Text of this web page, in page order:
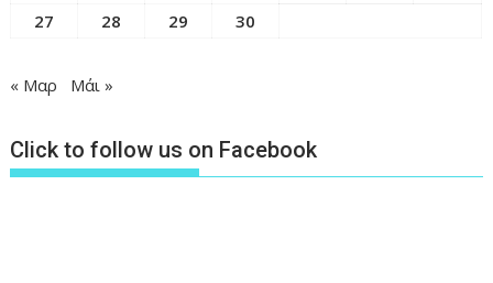
27
28 29 30
« Μαρ Μάι »
Click to follow us on Facebook